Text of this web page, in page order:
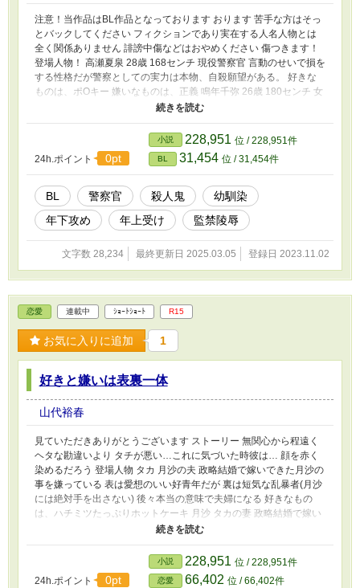
注意！当作品はBL作品となっております おります 苦手な方はそっ
とバックしてください フィクションであり実在する人名人物とは
全く関係ありません 誹謗中傷などはおやめください 傷つきます！
登場人物！ 高瀬夏泉 28歳 168センチ 現役警察官 言動のせいで損を
する性格だが警察としての実力は本物、自殺願望がある。 好きな
ものは、ポOキー 嫌いなものは、正義 鳴年千弥 26歳 180センチ 女
性を五人も殺した連続快楽殺人犯 人を見下したような話し方をす
人、イジメ 人間 推定20歳 鳴年の別人格、鳴年とは多少の記憶を共
有している 警察の調べ(高瀬)の調べでは 基本的に鳴年が殺して人間
が隠滅をしているらしい 好きなものは、人間観察、高瀬、ポOキー
(フ○ンのやつ) 嫌いなものは、束縛、隠し場所をばらされる事
24h.ポイント 0pt
小説 228,951 位 / 228,951件
BL 31,454 位 / 31,454件
BL 警察官 殺人鬼
幼馴染
年下攻め
年上受け 監禁陵辱
文字数 28,234 最終更新日 2025.03.05 登録日 2023.11.02
恋愛 連載中 ｼｮｰﾄｼｮｰﾄ R15
お気に入りに追加 1
好きと嫌いは表裏一体
山代裕春
見ていただきありがとうございます ストーリー 無関心から程遠く
ヘタな勘違いより タチが悪い…これに気づいた時彼は… 顔を赤く
染めるだろう 登場人物 タカ 月沙の夫 政略結婚で嫁いできた月沙の
事を嫌っている 表は愛想のいい好青年だが 裏は短気な乱暴者(月沙
には絶対手を出さない) 後々本当の意味で夫婦になる 好きなもの
は、ハチミツたっぷりホットケーキ 月沙 タカの妻 政略結婚で嫁い
てきた おとなしい性格であまり感情を表に出さない タカ同様両親
から邪険に扱われているがのちにタカが覚醒し仲睦まじい夫婦にな
る 時折どぎつい発言をする 好きなものは、生クリームとイチゴた
っぷりのホットケーキ
24h.ポイント
0pt
小説 228,951 位 / 228,951件
恋愛 66,402 位 / 66,402件